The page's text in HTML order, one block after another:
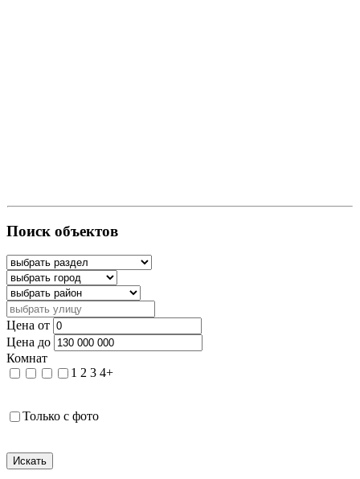
Поиск объектов
Цена от
Цена до
Комнат
1 2 3 4+
Только с фото
Искать